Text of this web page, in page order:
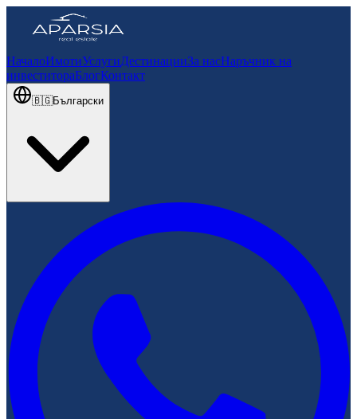
НачалоИмотиУслугиДестинацииЗа насНаръчник на
инвеститораБлогКонтакт
🇧🇬Български